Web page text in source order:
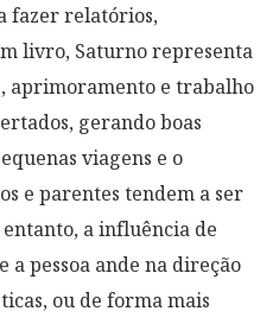
fazer relatórios,
livro, Saturno representa
aprimoramento e trabalho
gerando boas
viagens e o
e parentes tendem a ser
a influência de
a pessoa ande na direção
ou de forma mais